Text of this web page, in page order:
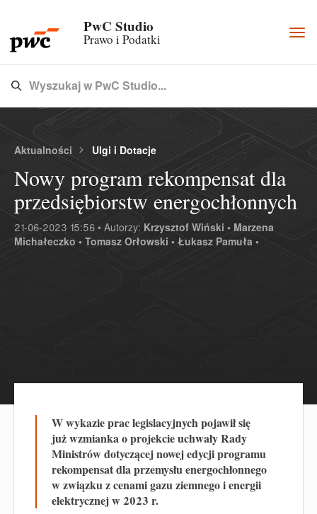
PwC Studio
Prawo i Podatki
Type 3 or more characters for results.
Wyszukaj w PwC Studio...
Aktualności Ulgi i Dotacje
Nowy program rekompensat dla
przedsiębiorstw energochłonnych
21-06-2023 15:56 • Autorzy: Krzysztof Wiński • Marzena
Michałeczko • Tomasz Orłowski • Łukasz Pamuła •
W wykazie prac legislacyjnych pojawił się
już wzmianka o projekcie uchwały Rady
Ministrów dotyczącej nowej edycji programu
rekompensat dla przemysłu energochłonnego
w związku z cenami gazu ziemnego i energii
elektrycznej w 2023 r.